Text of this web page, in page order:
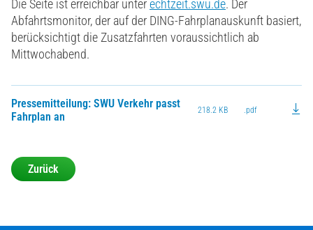
Die Seite ist erreichbar unterechtzeit.swu.de. Der
Abfahrtsmonitor, der auf der DING-Fahrplanauskunft basiert,
berücksichtigt die Zusatzfahrten voraussichtlich ab
Mittwochabend.
Pressemitteilung: SWU Verkehr passt
Fahrplan an
218.2 KB .pdf
Zurück